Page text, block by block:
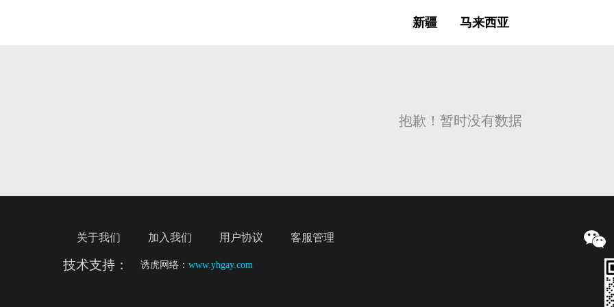
新疆 马来西亚
抱歉！暂时没有数据
关于我们 加入我们 用户协议 客服管理
技术支持： 诱虎网络： www.yhgay.com